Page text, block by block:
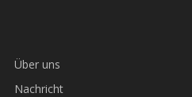
Über uns
Nachricht